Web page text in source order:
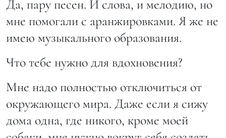
Да, пару песен. И слова, и мелодию, но
мне помогали с аранжировками. Я же не
имею музыкального образования.
Что тебе нужно для вдохновения?
Мне надо полностью отключиться от
окружающего мира. Даже если я сижу
дома одна, где никого, кроме моей